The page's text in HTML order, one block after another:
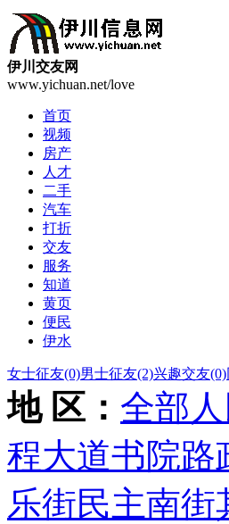
伊川交友网
www.yichuan.net/love
首页
视频
房产
人才
二手
汽车
打折
交友
服务
知道
黄页
便民
伊水
女士征友(0)男士征友(2)兴趣交友(0)
地 区： 全部
程大道书院路
乐街民主南街